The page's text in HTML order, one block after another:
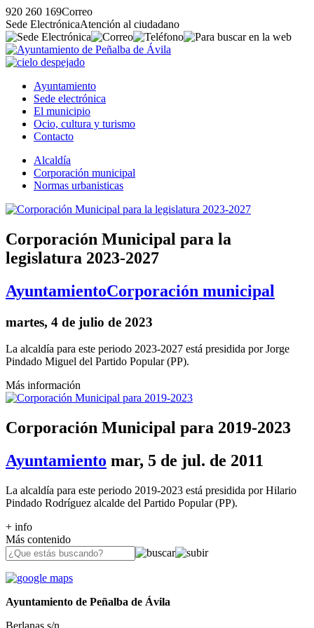
920 260 169Correo
Sede ElectrónicaAtención al ciudadano
Ayuntamiento
Sede electrónica
El municipio
Ocio, cultura y turismo
Contacto
Alcaldía
Corporación municipal
Normas urbanisticas
Corporación Municipal para la
legislatura 2023-2027
AyuntamientoCorporación municipal
martes, 4 de julio de 2023
La alcaldía para este periodo 2023-2027 está presidida por Jorge
Pindado Miguel del Partido Popular (PP).
Más información
Corporación Municipal para 2019-2023
Ayuntamiento mar, 5 de jul. de 2011
La alcaldía para este periodo 2019-2023 está presidida por Hilario
Pindado Rodríguez alcalde del Partido Popular (PP).
+ info
Más contenido
Ayuntamiento de Peñalba de Ávila